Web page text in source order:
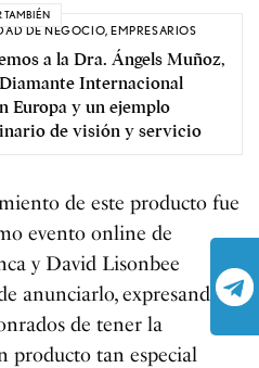
TAMBIÉN
DE NEGOCIO,EMPRESARIOS
a la Dra. Ángels Muñoz,
Internacional
Europa y un ejemplo
de visión y servicio
de este producto fue
evento online de
y David Lisonbee
anunciarlo, expresando
de tener la
producto tan especial